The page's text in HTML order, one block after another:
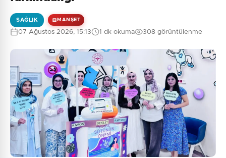
SAĞLIK MANŞET
07 Ağustos 2026, 15:13 1 dk okuma 308 görüntülenme